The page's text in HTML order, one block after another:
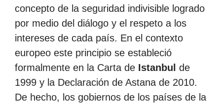
concepto de la seguridad indivisible logrado
por medio del diálogo y el respeto a los
intereses de cada país. En el contexto
europeo este principio se estableció
formalmente en la Carta de Istanbul de
1999 y la Declaración de Astana de 2010.
De hecho, los gobiernos de los países de la